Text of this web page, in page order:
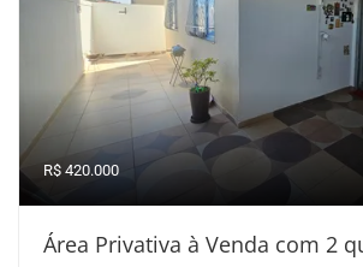
R$ 420.000
Área Privativa à Venda com 2